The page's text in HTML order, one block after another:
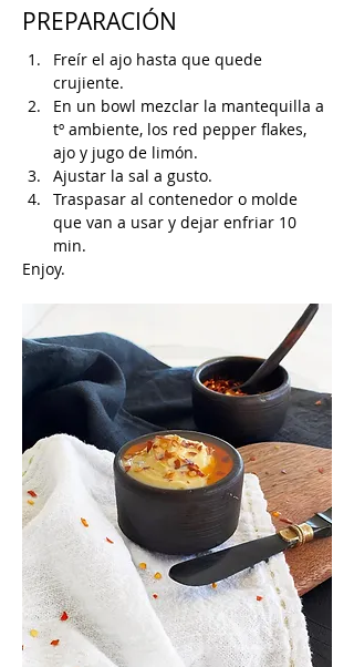
PREPARACIÓN
Freír el ajo hasta que quede
crujiente.
En un bowl mezclar la mantequilla a
tº ambiente, los red pepper flakes,
ajo y jugo de limón.
Ajustar la sal a gusto.
Traspasar al contenedor o molde
que van a usar y dejar enfriar 10
min.
Enjoy.